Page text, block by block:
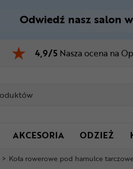
Odwiedź nasz salon
4,9/5 Nasza ocena na
AKCESORIA ODZIEŻ
> Koła rowerowe pod hamulce tarczowe